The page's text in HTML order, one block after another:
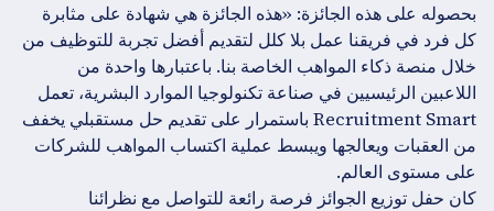
بحصوله على هذه الجائزة: «هذه الجائزة هي شهادة على مثابرة
كل فرد في فريقنا عمل بلا كلل لتقديم أفضل تجربة للتوظيف من
خلال منصة ذكاء المواهب الخاصة بنا. باعتبارها واحدة من
اللاعبين الرئيسيين في صناعة تكنولوجيا الموارد البشرية، تعمل
Recruitment Smart باستمرار على تقديم حل مستقبلي يخفف
من العقبات ويعالجها ويبسط عملية اكتساب المواهب للشركات
على مستوى العالم.
كان حفل توزيع الجوائز فرصة رائعة للتواصل مع نظرائنا